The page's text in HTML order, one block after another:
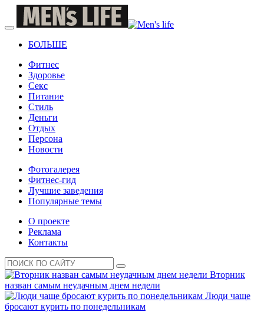
БОЛЬШЕ
Фитнес
Здоровье
Секс
Питание
Стиль
Деньги
Отдых
Персона
Новости
Фотогалерея
Фитнес-гид
Лучшие заведения
Популярные темы
О проекте
Реклама
Контакты
Вторник
назван самым неудачным днем недели
Люди чаще
бросают курить по понедельникам